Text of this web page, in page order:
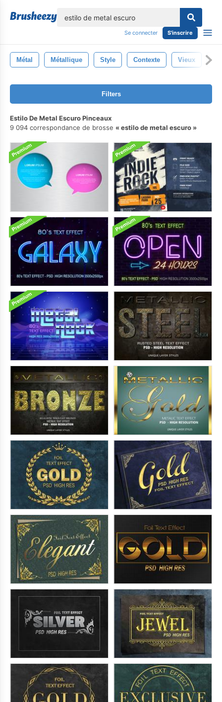
Se connecter S'inscrire
Métal Métallique Style Contexte Vieux
Filters
Estilo De Metal Escuro Pinceaux
9 094 correspondance de brosse
estilo de metal escuro